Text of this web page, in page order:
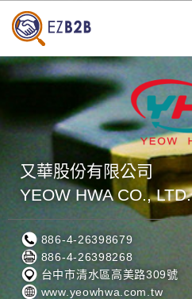
又華股份有限公司
YEOW HWA CO., LTD.
886-4-26398679
886-4-26398268
台中市清水區高美路309號
www.yeowhwa.com.tw